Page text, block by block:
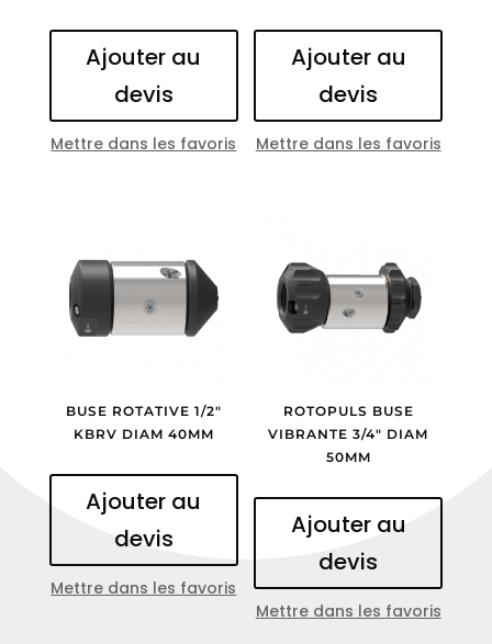
Ajouter au
devis
Mettre dans les favoris
Ajouter au
devis
Mettre dans les favoris
BUSE ROTATIVE 1/2″
KBRV DIAM 40MM
Ajouter au
devis
Mettre dans les favoris
ROTOPULS BUSE
VIBRANTE 3/4″ DIAM
50MM
Ajouter au
devis
Mettre dans les favoris